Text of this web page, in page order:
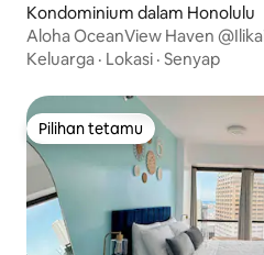
Kondominium dalam Honolulu
Aloha OceanView Haven
Letak Kenderaan
Keluarga · Lokasi · Senyap
Pilihan tetamu
Pilihan tetamu